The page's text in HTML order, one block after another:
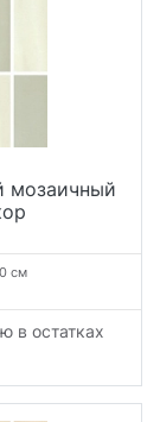
мозаичный
см
в остатках